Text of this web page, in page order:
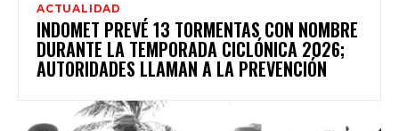
ACTUALIDAD
INDOMET PREVÉ 13 TORMENTAS CON NOMBRE
DURANTE LA TEMPORADA CICLÓNICA 2026;
AUTORIDADES LLAMAN A LA PREVENCIÓN